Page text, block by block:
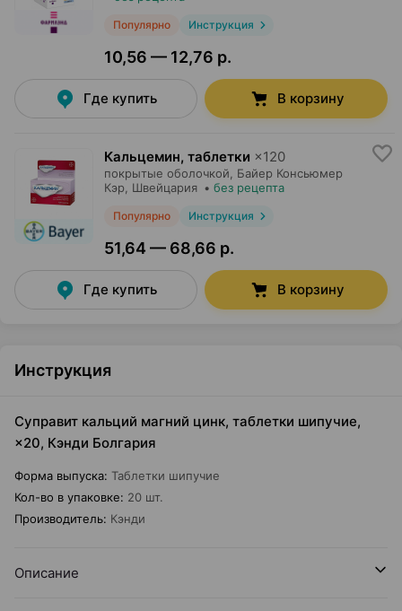
Популярно Инструкция
10,56 — 12,76 р.
Где купить В корзину
Кальцемин, таблетки ×120
покрытые оболочкой,
Байер Консьюмер
Кэр , Швейцария • без рецепта
Популярно Инструкция
51,64 — 68,66 р.
Где купить В корзину
Инструкция
Суправит кальций магний цинк, таблетки шипучие,
×20, Кэнди Болгария
Форма выпуска: Таблетки шипучие
Кол-во в упаковке: 20 шт.
Производитель: Кэнди
Описание